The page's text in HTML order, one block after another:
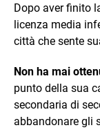
Dopo aver finito
licenza media
città che sente
Non ha mai
punto della sua
secondaria di
abbandonare gli